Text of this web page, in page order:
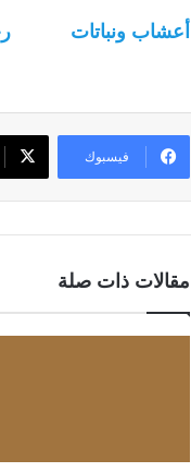
أعشاب ونباتات
فيسبوك
مقالات ذات صلة